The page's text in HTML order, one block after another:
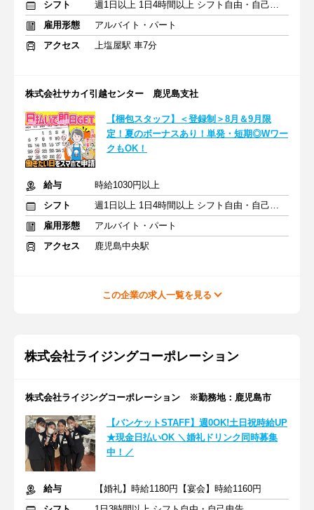
シフト
週1日以上 1日4時間以上 シフト自由・自己申告
雇用形態
アルバイト・パート
アクセス
上塩屋駅 車7分
株式会社サカイ引越センター 鹿児島支社
【梱包スタッフ】＜登録制＞8月＆9月限
定！夏のボーナスあり！単発・短期◎Wワー
クもOK！
給与
時給1030円以上
シフト
週1日以上 1日4時間以上 シフト自由・自己申告
雇用形態
アルバイト・パート
アクセス
鹿児島中央駅
この企業の求人一覧を見る
株式会社ライジングコーポレーション
株式会社ライジングコーポレーション ※勤務地：鹿児島市
【バンケットSTAFF】週0OK!土日祝時給UP
★現金日払いOK ＼婚礼ドリンク同時募集
中！／
給与
【婚礼】時給1180円【宴会】時給1160円